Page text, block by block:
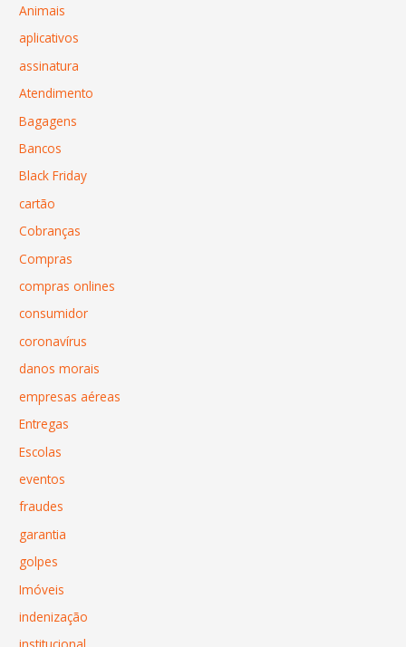
Animais
aplicativos
assinatura
Atendimento
Bagagens
Bancos
Black Friday
cartão
Cobranças
Compras
compras onlines
consumidor
coronavírus
danos morais
empresas aéreas
Entregas
Escolas
eventos
fraudes
garantia
golpes
Imóveis
indenização